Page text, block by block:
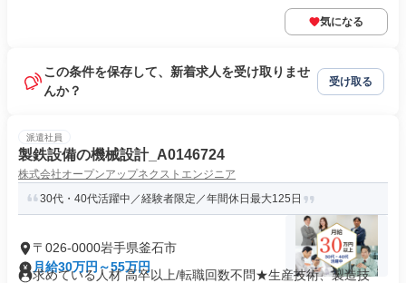
気になる
この条件を保存して、新着求人を受け取りませ
んか？
受け取る
派遣社員
製鉄設備の機械設計_A0146724
株式会社オープンアップネクストエンジニア
30代・40代活躍中／経験者限定／年間休日最大125日
〒026-0000岩手県釜石市
月給30万円～55万円
求めている人材 高卒以上/転職回数不問★生産技術、製造技